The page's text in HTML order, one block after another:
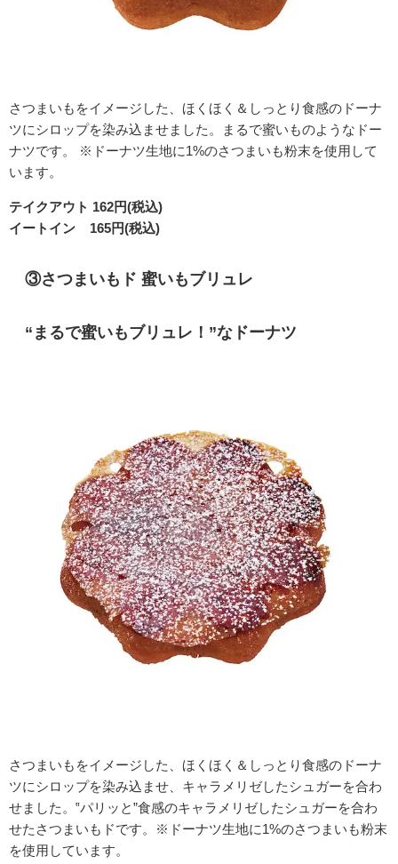
さつまいもをイメージした、ほくほく＆しっとり食感のドーナ
ツにシロップを染み込ませました。まるで蜜いものようなドー
ナツです。 ※ドーナツ生地に1%のさつまいも粉末を使用して
います。
テイクアウト 162円(税込)
イートイン 165円(税込)
③さつまいもド 蜜いもブリュレ
“まるで蜜いもブリュレ！”なドーナツ
さつまいもをイメージした、ほくほく＆しっとり食感のドーナ
ツにシロップを染み込ませ、キャラメリゼしたシュガーを合わ
せました。‟パリッと”食感のキャラメリゼしたシュガーを合わ
せたさつまいもドです。※ドーナツ生地に1%のさつまいも粉末
を使用しています。